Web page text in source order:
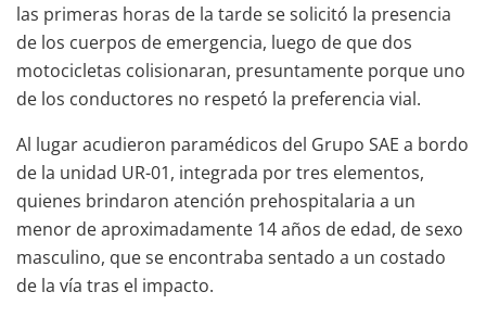
las primeras horas de la tarde se solicitó la presencia
de los cuerpos de emergencia, luego de que dos
motocicletas colisionaran, presuntamente porque uno
de los conductores no respetó la preferencia vial.
Al lugar acudieron paramédicos del Grupo SAE a bordo
de la unidad UR-01, integrada por tres elementos,
quienes brindaron atención prehospitalaria a un
menor de aproximadamente 14 años de edad, de sexo
masculino, que se encontraba sentado a un costado
de la vía tras el impacto.